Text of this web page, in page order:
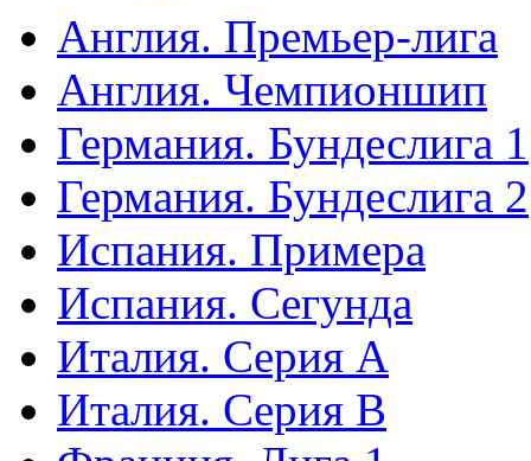
Англия. Премьер-лига
Англия. Чемпионшип
Германия. Бундеслига 1
Германия. Бундеслига 2
Испания. Примера
Испания. Сегунда
Италия. Серия А
Италия. Серия B